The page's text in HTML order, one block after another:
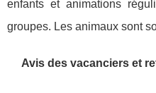
enfants et animations
groupes. Les animaux sont
Avis des vacanciers et